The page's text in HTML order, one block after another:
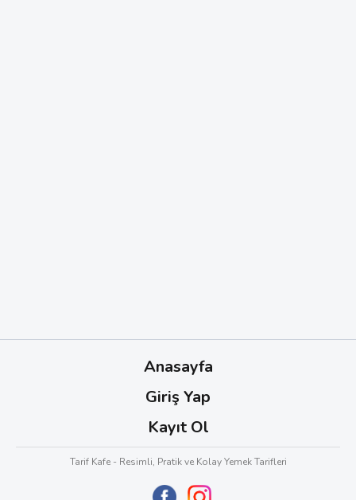
Anasayfa
Giriş Yap
Kayıt Ol
Tarif Kafe - Resimli, Pratik ve Kolay Yemek Tarifleri